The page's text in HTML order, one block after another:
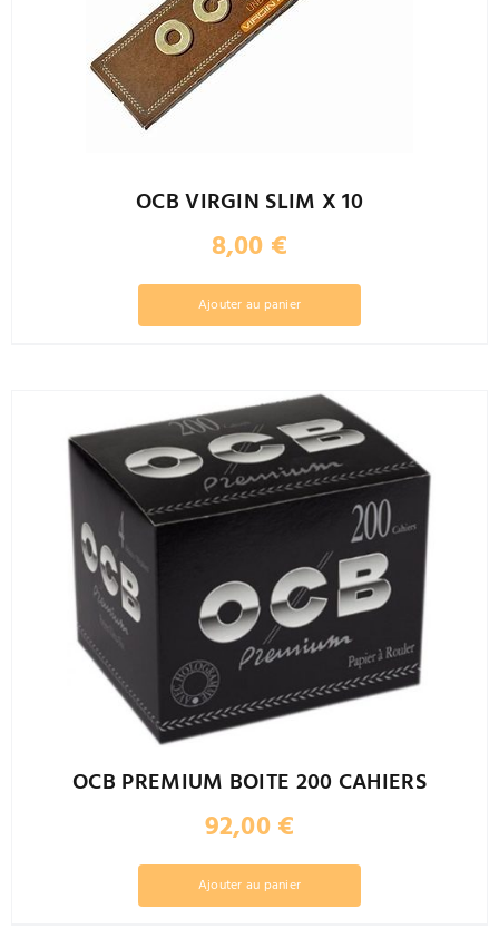
OCB VIRGIN SLIM X 10
8,00 €
Ajouter au panier
OCB PREMIUM BOITE 200 CAHIERS
92,00€
Ajouter au panier